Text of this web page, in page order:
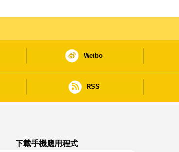
Weibo
RSS
下載手機應用程式